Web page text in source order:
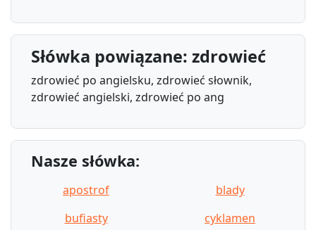
Słówka powiązane: zdrowieć
zdrowieć po angielsku, zdrowieć słownik,
zdrowieć angielski, zdrowieć po ang
Nasze słówka:
apostrof
blady
bufiasty
cyklamen